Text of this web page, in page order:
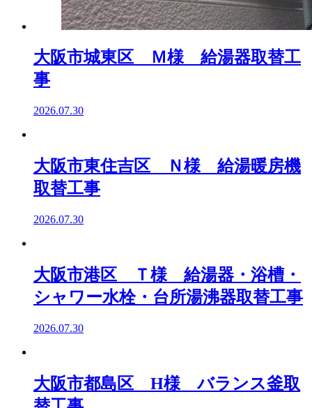
大阪市城東区 Ｍ様 給湯器取替工
事
2026.07.30
大阪市東住吉区 Ｎ様 給湯暖房機
取替工事
2026.07.30
大阪市港区 Ｔ様 給湯器・浴槽・
シャワー水栓・台所湯沸器取替工事
2026.07.30
大阪市都島区 H様 バランス釜取